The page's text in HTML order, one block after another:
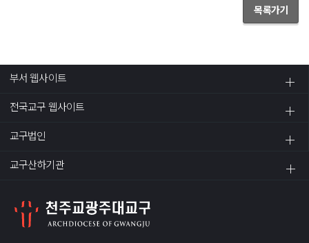
목록가기
부서 웹사이트
전국교구 웹사이트
교구법인
교구산하기관